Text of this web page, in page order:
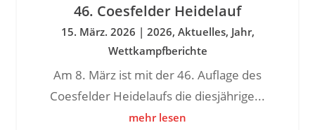
46. Coesfelder Heidelauf
15. März. 2026 | 2026, Aktuelles, Jahr,
Wettkampfberichte
Am 8. März ist mit der 46. Auflage des
Coesfelder Heidelaufs die diesjährige...
mehr lesen